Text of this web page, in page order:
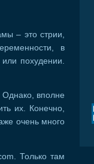
– это стрии,
в
похудении.
Однако, вполне
их. Конечно,
очень много
Только там